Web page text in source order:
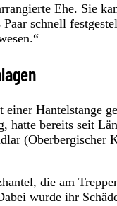
Ehe. Sie
schnell
Hantelstange
bereits seit
(Oberbergischer
die am
wurde ihr